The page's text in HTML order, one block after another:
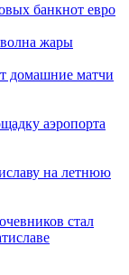
банкнот евро
жары
домашние матчи
аэропорта
на летнюю
стал